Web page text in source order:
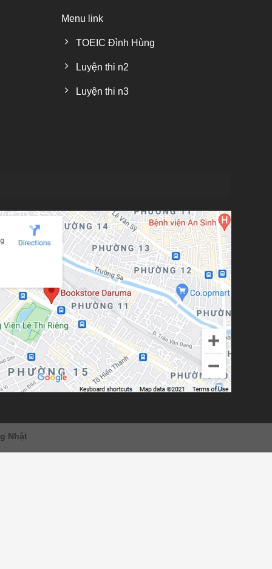
Menu link
TOEIC Đình Hùng
Luyện thi n2
Luyện thi n3
Nhật